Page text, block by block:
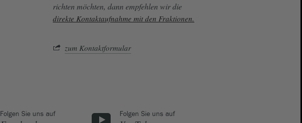
richten möchten, dann empfehlen wir die
direkte Kontaktaufnahme mit den Fraktionen.
zum Kontaktformular
Folgen Sie uns auf Folgen Sie uns auf